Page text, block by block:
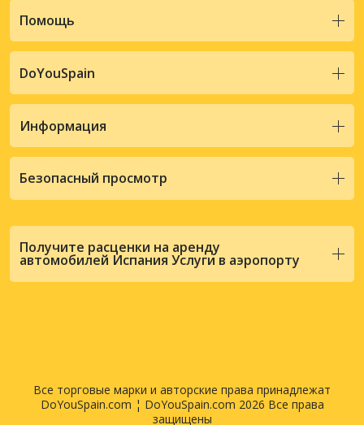
Помощь
DoYouSpain
Информация
Безопасный просмотр
Получите расценки на аренду
автомобилей Испания Услуги в аэропорту
Все торговые марки и авторские права принадлежат
DoYouSpain.com ¦ DoYouSpain.com 2026 Все права
защищены